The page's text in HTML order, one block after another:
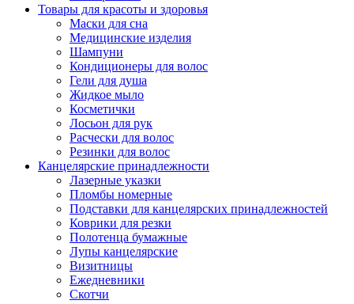
Товары для красоты и здоровья
Маски для сна
Медицинские изделия
Шампуни
Кондиционеры для волос
Гели для душа
Жидкое мыло
Косметички
Лосьон для рук
Расчески для волос
Резинки для волос
Канцелярские принадлежности
Лазерные указки
Пломбы номерные
Подставки для канцелярских принадлежностей
Коврики для резки
Полотенца бумажные
Лупы канцелярские
Визитницы
Ежедневники
Скотчи